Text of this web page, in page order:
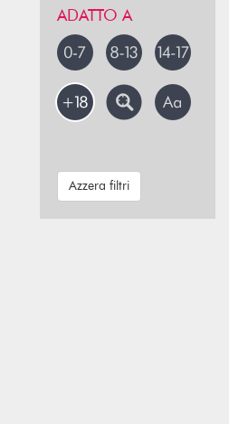
ADATTO A
Azzera filtri